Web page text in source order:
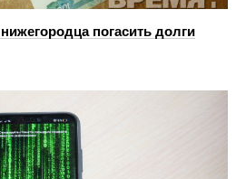
погасить долги